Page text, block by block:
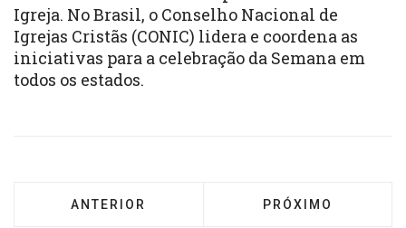
Igreja. No Brasil, o Conselho Nacional de
Igrejas Cristãs (CONIC) lidera e coordena as
iniciativas para a celebração da Semana em
todos os estados.
ARTIGO ANTERIOR: CIER PROMOVERÁ
ANTERIOR PRÓXIMO ARTIGO:
PRÓXIMO